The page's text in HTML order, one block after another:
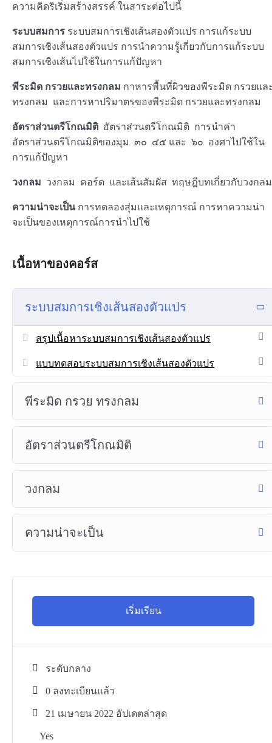
ความคิดริเริ่มสร้างสรรค์ ในสาระต่อไปนี้
ระบบสมการ ระบบสมการเชิงเส้นสองตัวแปร การแก้ระบบ
สมการเชิงเส้นสองตัวแปร การนำความรู้เกี่ยวกับการแก้ระบบ
สมการเชิงเส้นไปใช้ในการแก้ปัญหา
พีระมิด กรวยและทรงกลม กาหารพื้นที่ผิวของพีระมิด กรวยแล
ทรงกลม และการหาปริมาตรของพีระมิด กรวยและทรงกลม
อัตราส่วนตรีโกณมิติ อัตราส่วนตรีโกณมิติ การนำค่า
อัตราส่วนตรีโกณมิติของมุม ๓๐ ๔๕ และ ๖๐ องศาไปใช้ใน
การแก้ปัญหา
วงกลม วงกลม คอร์ด และเส้นสัมผัส ทฤษฎีบทเกี่ยวกับวงกลม
ความน่าจะเป็น การทดลองสุ่มและเหตุการณ์ การหาความน่า
จะเป็นของเหตุการณ์การนำไปใช้
เนื้อหาของคอร์ส
ระบบสมการเชิงเส้นสองตัวแปร
สรุปเนื้อหาระบบสมการเชิงเส้นสองตัวแปร
แบบทดสอบระบบสมการเชิงเส้นสองตัวแปร
พีระมิด กรวย ทรงกลม
อัตราส่วนตรีโกณมิติ
วงกลม
ความน่าจะเป็น
เริ่มเรียน
ระดับกลาง
0 ลงทะเบียนแล้ว
21 เมษายน 2022 อัปเดตล่าสุด
Yes